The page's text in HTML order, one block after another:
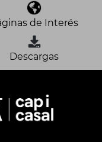
de Interés
Descargas